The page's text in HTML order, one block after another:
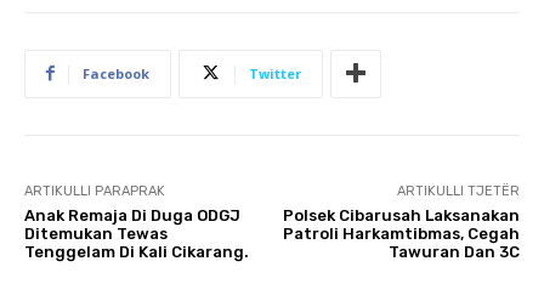
Facebook Twitter
ARTIKULLI PARAPRAK
Anak Remaja Di Duga ODGJ
Ditemukan Tewas
Tenggelam Di Kali Cikarang.
ARTIKULLI TJETËR
Polsek Cibarusah Laksanakan
Patroli Harkamtibmas, Cegah
Tawuran Dan 3C